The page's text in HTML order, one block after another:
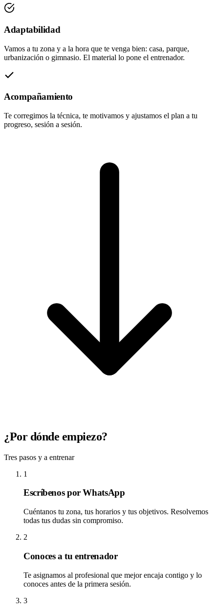
Adaptabilidad
Vamos a tu zona y a la hora que te venga bien: casa, parque,
urbanización o gimnasio. El material lo pone el entrenador.
Acompañamiento
Te corregimos la técnica, te motivamos y ajustamos el plan a tu
progreso, sesión a sesión.
¿Por dónde empiezo?
Tres pasos y a entrenar
1
Escríbenos por WhatsApp
Cuéntanos tu zona, tus horarios y tus objetivos. Resolvemos
todas tus dudas sin compromiso.
2
Conoces a tu entrenador
Te asignamos al profesional que mejor encaja contigo y lo
conoces antes de la primera sesión.
3